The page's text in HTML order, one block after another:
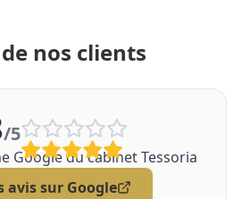
nos clients
/5
Google du cabinet Tessoria
avis sur Google